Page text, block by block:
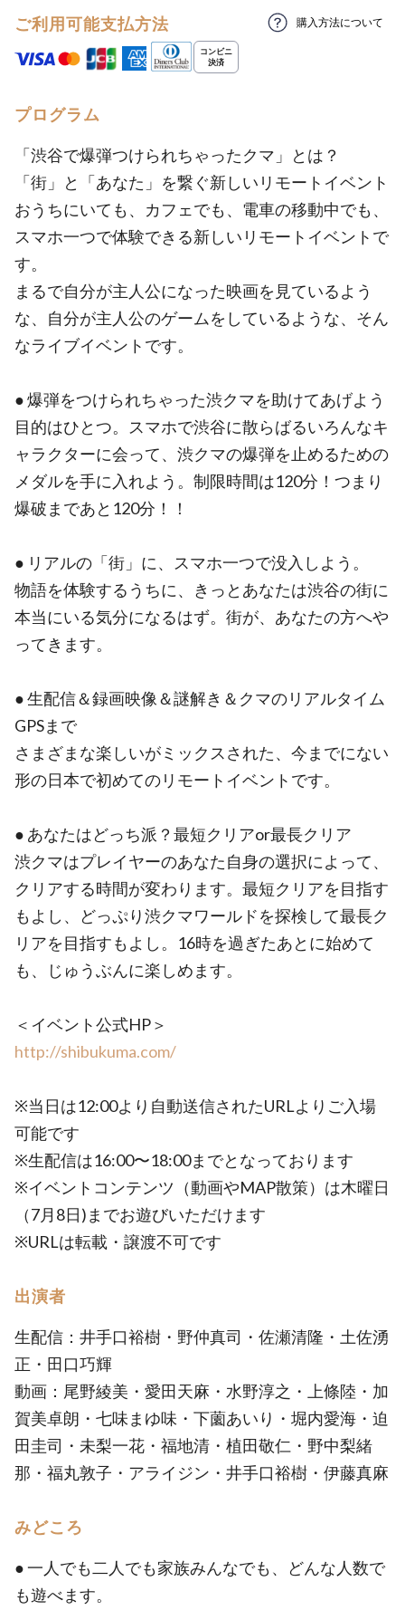
ご利用可能支払方法 購入方法について
プログラム
「渋谷で爆弾つけられちゃったクマ」とは？
「街」と「あなた」を繋ぐ新しいリモートイベント
おうちにいても、カフェでも、電車の移動中でも、
スマホ一つで体験できる新しいリモートイベントで
す。
まるで自分が主人公になった映画を見ているよう
な、自分が主人公のゲームをしているような、そん
なライブイベントです。
● 爆弾をつけられちゃった渋クマを助けてあげよう
目的はひとつ。スマホで渋谷に散らばるいろんなキ
ャラクターに会って、渋クマの爆弾を止めるための
メダルを手に入れよう。制限時間は120分！つまり
爆破まであと120分！！
● リアルの「街」に、スマホ一つで没入しよう。
物語を体験するうちに、きっとあなたは渋谷の街に
本当にいる気分になるはず。街が、あなたの方へや
ってきます。
● 生配信＆録画映像＆謎解き＆クマのリアルタイム
GPSまで
さまざまな楽しいがミックスされた、今までにない
形の日本で初めてのリモートイベントです。
● あなたはどっち派？最短クリアor最長クリア
渋クマはプレイヤーのあなた自身の選択によって、
クリアする時間が変わります。最短クリアを目指す
もよし、どっぷり渋クマワールドを探検して最長ク
リアを目指すもよし。16時を過ぎたあとに始めて
も、じゅうぶんに楽しめます。
＜イベント公式HP＞
http://shibukuma.com/
※当日は12:00より自動送信されたURLよりご入場
可能です
※生配信は16:00〜18:00までとなっております
※イベントコンテンツ（動画やMAP散策）は木曜日
（7月8日)までお遊びいただけます
※URLは転載・譲渡不可です
出演者
生配信：井手口裕樹・野仲真司・佐瀬清隆・土佐湧
正・田口巧輝
動画：尾野綾美・愛田天麻・水野淳之・上條陸・加
賀美卓朗・七味まゆ味・下薗あいり・堀内愛海・迫
田圭司・未梨一花・福地清・植田敬仁・野中梨緒
那・福丸敦子・アライジン・井手口裕樹・伊藤真麻
みどころ
● 一人でも二人でも家族みんなでも、どんな人数で
も遊べます。